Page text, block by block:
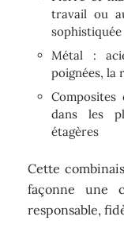
travail ou
sophistiquée
Métal :
poignées, la
dans les
étagères
Cette
façonne une
responsable,